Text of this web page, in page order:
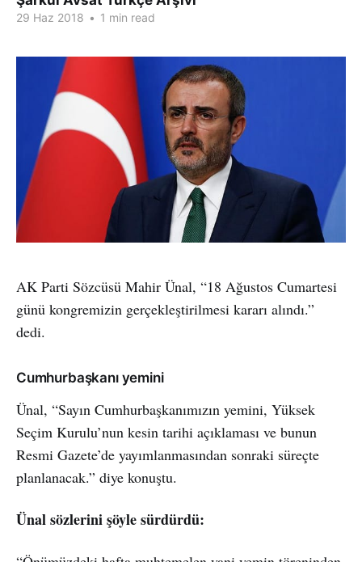
29 Haz 2018 • 1 min read
AK Parti Sözcüsü Mahir Ünal, “18 Ağustos Cumartesi
günü kongremizin gerçekleştirilmesi kararı alındı.”
dedi.
Cumhurbaşkanı yemini
Ünal, “Sayın Cumhurbaşkanımızın yemini, Yüksek
Seçim Kurulu’nun kesin tarihi açıklaması ve bunun
Resmi Gazete’de yayımlanmasından sonraki süreçte
planlanacak.” diye konuştu.
Ünal sözlerini şöyle sürdürdü: